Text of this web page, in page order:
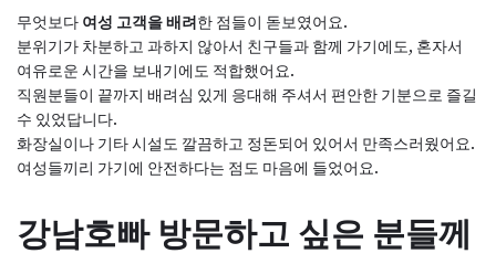
무엇보다 여성 고객을 배려 한 점들이 돋보였어요.
분위기가 차분하고 과하지 않아서 친구들과 함께 가기에도, 혼자서
여유로운 시간을 보내기에도 적합했어요.
직원분들이 끝까지 배려심 있게 응대해 주셔서 편안한 기분으로 즐길
수 있었답니다.
화장실이나 기타 시설도 깔끔하고 정돈되어 있어서 만족스러웠어요.
여성들끼리 가기에 안전하다는 점도 마음에 들었어요.
강남호빠 방문하고 싶은 분들께